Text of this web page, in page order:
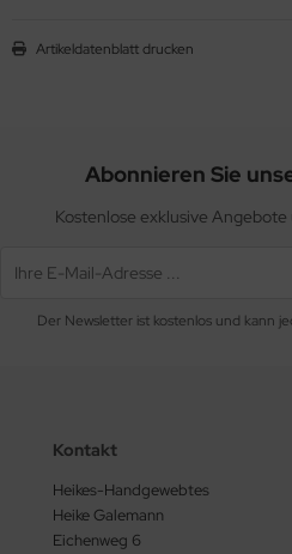
Artikeldatenblatt drucken
Abonnieren Sie
Kostenlose exklusive
Der Newsletter ist kostenlos und kann
Kontakt
Heikes-Handgewebtes
Heike Galemann
Eichenweg 6